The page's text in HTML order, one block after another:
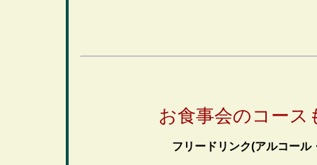
お食事会のコー
フリードリンク(アルコール